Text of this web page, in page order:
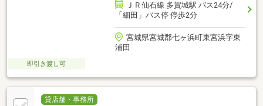
ＪＲ仙石線 多賀城駅 バス24分/
「細田」バス停 停歩2分
宮城県宮城郡七ヶ浜町東宮浜字東
浦田
即引き渡し可
貸店舗・事務所